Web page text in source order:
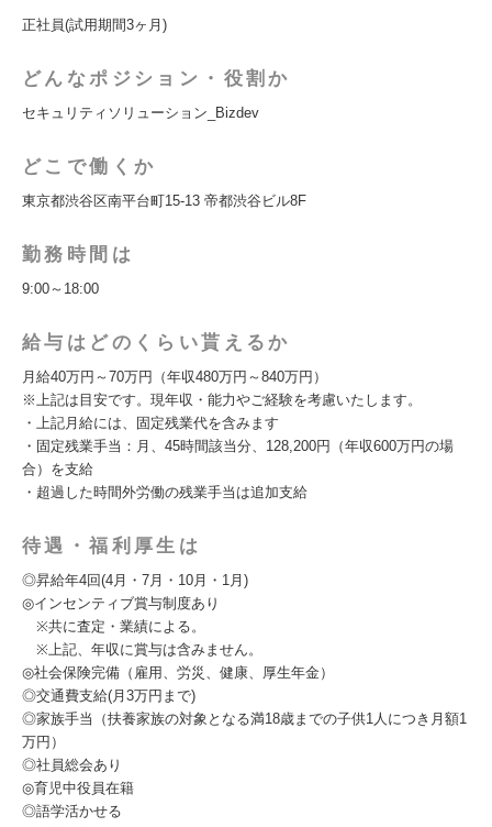
正社員(試用期間3ヶ月)
どんなポジション・役割か
セキュリティソリューション_Bizdev
どこで働くか
東京都渋谷区南平台町15-13 帝都渋谷ビル8F
勤務時間は
9:00～18:00
給与はどのくらい貰えるか
月給40万円～70万円（年収480万円～840万円）
※上記は目安です。現年収・能力やご経験を考慮いたします。
・上記月給には、固定残業代を含みます
・固定残業手当：月、45時間該当分、128,200円（年収600万円の場
合）を支給
・超過した時間外労働の残業手当は追加支給
待遇・福利厚生は
◎昇給年4回(4月・7月・10月・1月)
◎インセンティブ賞与制度あり
※共に査定・業績による。
※上記、年収に賞与は含みません。
◎社会保険完備（雇用、労災、健康、厚生年金）
◎交通費支給(月3万円まで)
◎家族手当（扶養家族の対象となる満18歳までの子供1人につき月額1
万円）
◎社員総会あり
◎育児中役員在籍
◎語学活かせる